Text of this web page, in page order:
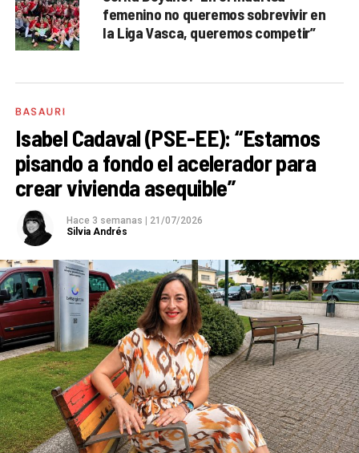
femenino no queremos sobrevivir en
la Liga Vasca, queremos competir”
BASAURI
Isabel Cadaval (PSE-EE): “Estamos
pisando a fondo el acelerador para
crear vivienda asequible”
Hace 3 semanas
21/07/2026
Silvia Andrés